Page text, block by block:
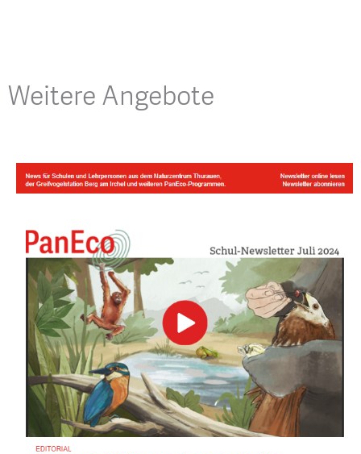
Weitere Angebote